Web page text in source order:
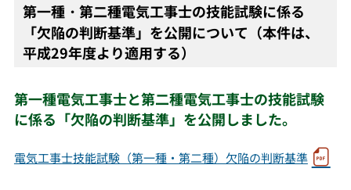
第一種・第二種電気工事士の技能試験に係る
「欠陥の判断基準」を公開について（本件は、
平成29年度より適用する）
第一種電気工事士と第二種電気工事士の技能試験
に係る「欠陥の判断基準」を公開しました。
電気工事士技能試験（第一種・第二種）欠陥の判断基準